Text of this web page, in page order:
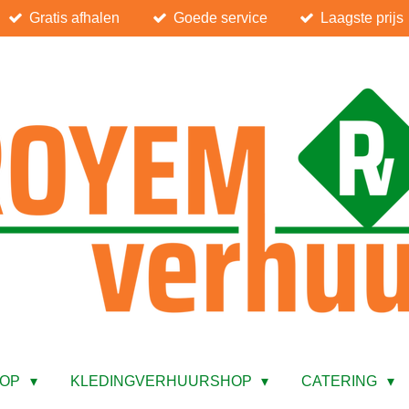
Gratis afhalen Goede service Laagste prijs
KLEDINGVERHUURSHOP CATERING